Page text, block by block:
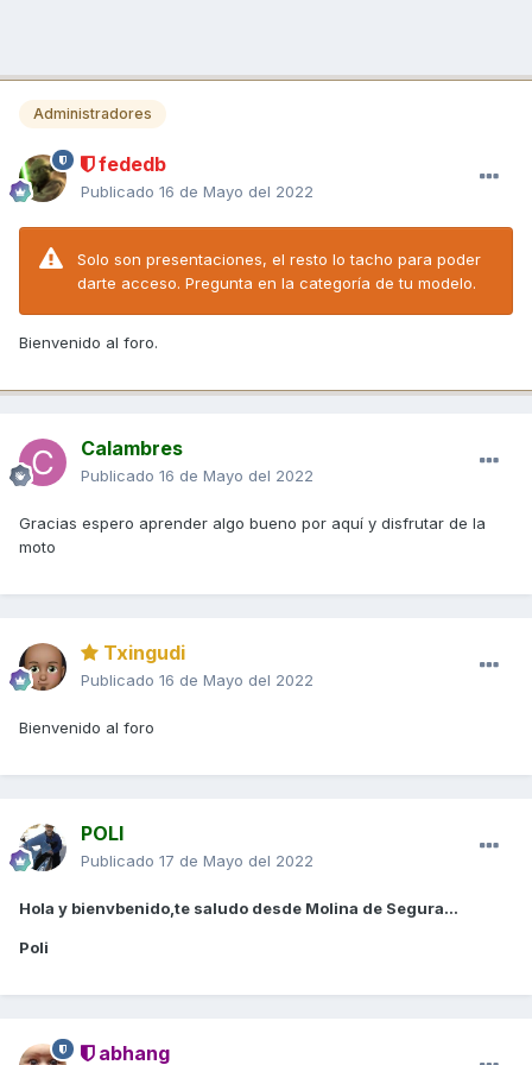
Administradores
fededb
Publicado 16 de Mayo del 2022
Solo son presentaciones, el resto lo tacho para poder
darte acceso. Pregunta en la categoría de tu modelo.
Bienvenido al foro.
Calambres
Publicado 16 de Mayo del 2022
Gracias espero aprender algo bueno por aquí y disfrutar de la
moto
Txingudi
Publicado 16 de Mayo del 2022
Bienvenido al foro
POLI
Publicado 17 de Mayo del 2022
Hola y bienvbenido,te saludo desde Molina de Segura...
Poli
abhang